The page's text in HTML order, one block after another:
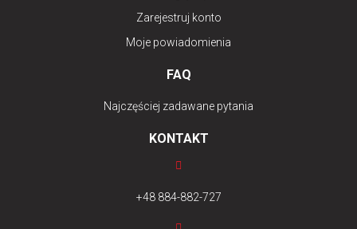
Zarejestruj konto
Moje powiadomienia
FAQ
Najczęściej zadawane pytania
KONTAKT
+48 884-882-727